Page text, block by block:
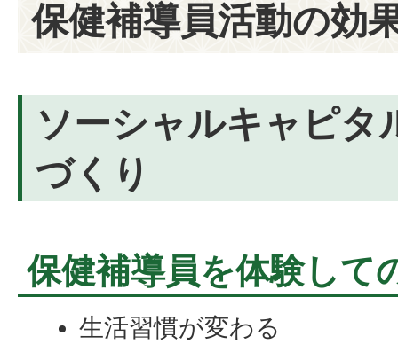
保健補導員活動の効
ソーシャルキャピタ
づくり
保健補導員を体験して
生活習慣が変わる